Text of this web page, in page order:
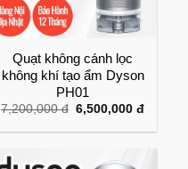
Quạt không cánh lọc
không khí tạo ẩm Dyson
PH01
7,200,000đ Giá
là:
6,500,000đGiá
tại